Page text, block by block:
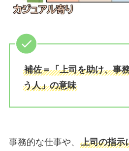
補佐＝「上司を助け、事
う人」の意味
事務的な仕事や、 上司の指示